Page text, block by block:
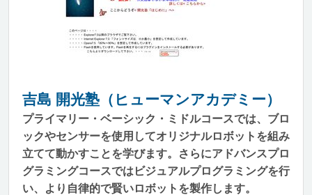
吉島 開光塾（ヒューマンアカデミー）
プライマリー・ベーシック・ミドルコースでは、ブロ
ックやセンサーを使用してオリジナルロボットを組み
立てて動かすことを学びます。さらにアドバンスプロ
グラミングコースではビジュアルプログラミングを行
い、より自律的で賢いロボットを製作します。